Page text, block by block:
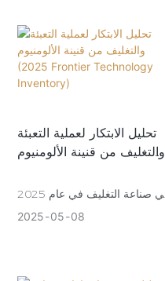
مميزة. إليك دليل شامل
لمساعدتك في التنقل بين
تحليل الابتكار لعملية التعبئة
والتغليف من قنينة الألومنيوم
Technology Inventory)
في صناعة التغليف في عام 2025
، اخترقت العملية السطحية
2025 05 08